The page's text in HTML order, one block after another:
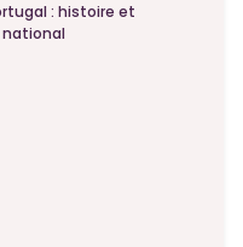
: histoire et